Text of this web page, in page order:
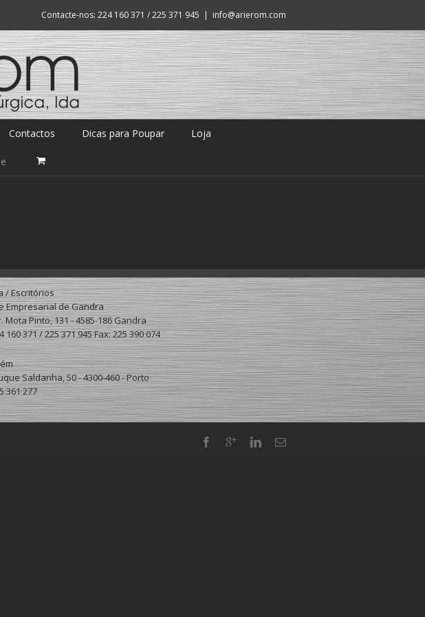
Contacte-nos: 224 160 371 / 225 371 945 | info@arierom.com
Contactos Dicas para Poupar Loja
/ Escritórios
Empresarial de Gandra
Mota Pinto, 131 - 4585-186 Gandra
160 371 / 225 371 945 Fax: 225 390 074
Saldanha, 50 - 4300-460 - Porto
361 277